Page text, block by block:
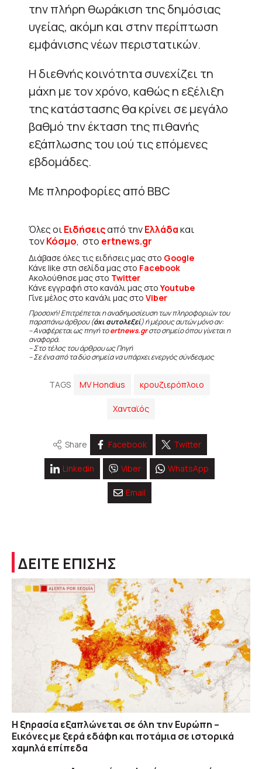
την πλήρη θωράκιση της δημόσιας
υγείας, ακόμη και στην περίπτωση
εμφάνισης νέων περιστατικών.
Η διεθνής κοινότητα συνεχίζει τη
μάχη με τον χρόνο, καθώς η εξέλιξη
της κατάστασης θα κρίνει σε μεγάλο
βαθμό την έκταση της πιθανής
εξάπλωσης του ιού τις επόμενες
εβδομάδες.
Με πληροφορίες από BBC
Όλες οιΕιδήσειςαπό τηνΕλλάδακαι
τονΚόσμο, στο ertnews.gr
Διάβασε όλες τις ειδήσεις μας στο Google
Κάνε like στη σελίδα μας στο Facebook
Ακολούθησε μας στο Twitter
Κάνε εγγραφή στο κανάλι μας στοYoutube
Γίνε μέλος στο κανάλι μας στο Viber
Προσοχή! Επιτρέπεται η αναδημοσίευση των πληροφοριών του
παραπάνω άρθρου (όχι αυτολεξεί) ή μέρους αυτών μόνο αν:
– Αναφέρεται ως πηγή τοertnews.grστο σημείο όπου γίνεται η
αναφορά.
– Στο τέλος του άρθρου ως Πηγή
– Σε ένα από τα δύο σημεία να υπάρχει ενεργός σύνδεσμος
TAGS MV Hondius κρουζιερόπλοιο
Χανταϊός
Share Facebook Twitter
Linkedin Viber WhatsApp
Email
ΔΕΙΤΕ ΕΠΙΣΗΣ
Η ξηρασία εξαπλώνεται σε όλη την Ευρώπη –
Εικόνες με ξερά εδάφη και ποτάμια σε ιστορικά
χαμηλά επίπεδα